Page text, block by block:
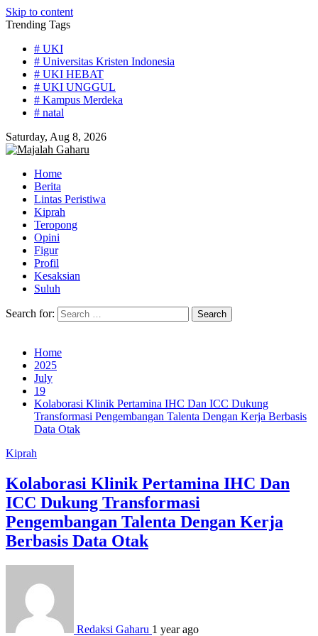
Skip to content
Trending Tags
# UKI
# Universitas Kristen Indonesia
# UKI HEBAT
# UKI UNGGUL
# Kampus Merdeka
# natal
Saturday, Aug 8, 2026
Home
Berita
Lintas Peristiwa
Kiprah
Teropong
Opini
Figur
Profil
Kesaksian
Suluh
Search for:
Home
2025
July
19
Kolaborasi Klinik Pertamina IHC Dan ICC Dukung
Transformasi Pengembangan Talenta Dengan Kerja Berbasis
Data Otak
Kiprah
Kolaborasi Klinik Pertamina IHC Dan
ICC Dukung Transformasi
Pengembangan Talenta Dengan Kerja
Berbasis Data Otak
Redaksi Gaharu 1 year ago